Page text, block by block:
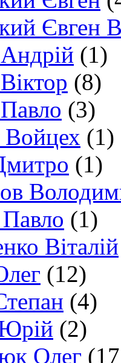
Євген
(1)
(8)
(3)
Войцех (1)
(1)
(1)
Віталій
(12)
(4)
(2)
Олег